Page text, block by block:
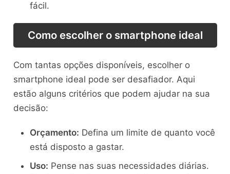
fácil.
Como escolher o smartphone ideal
Com tantas opções disponíveis, escolher o
smartphone ideal pode ser desafiador. Aqui
estão alguns critérios que podem ajudar na sua
decisão:
Orçamento: Defina um limite de quanto você
está disposto a gastar.
Uso: Pense nas suas necessidades diárias.